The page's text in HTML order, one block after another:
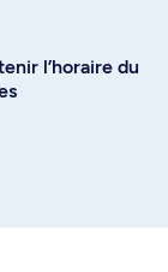
l’horaire du